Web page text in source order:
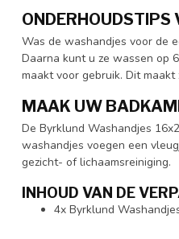
ONDERHOUDSTIPS
Was de washandjes voor de
Daarna kunt u ze wassen op
maakt voor gebruik. Dit
MAAK UW
De Byrklund Washandjes
washandjes voegen een
gezicht- of lichaamsreiniging.
INHOUD VAN DE
4x Byrklund